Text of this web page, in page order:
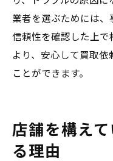
業者を選ぶためには、
信頼性を確認した上で
より、安心して買取
ことができます。
店舗を構え
る理由